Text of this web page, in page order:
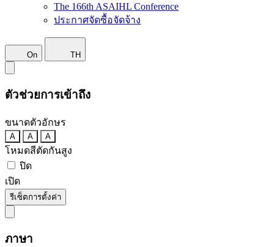
The 166th ASAIHL Conference
ประกาศจัดซื้อจัดจ้าง
On TH
ตัวช่วยการเข้าถึง
ขนาดตัวอักษร
A A A
โหมดสีตัดกันสูง
ปิด
เปิด
รีเซ็ตการตั้งค่า
ภาษา